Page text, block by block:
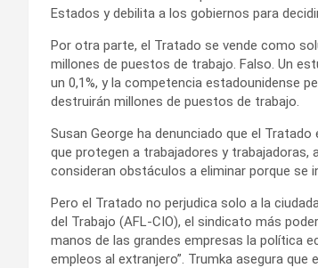
Estados y debilita a los gobiernos para
Por otra parte, el Tratado se vende como
millones de puestos de trabajo. Falso. Un
un 0,1%, y la competencia estadounidense
destruirán millones de puestos de trabajo.
Susan George ha denunciado que el
que protegen a trabajadores y trabajadoras,
consideran obstáculos a eliminar porque se
Pero el Tratado no perjudica solo a la
del Trabajo (AFL-CIO), el sindicato más
manos de las grandes empresas la política
empleos al extranjero”. Trumka asegura